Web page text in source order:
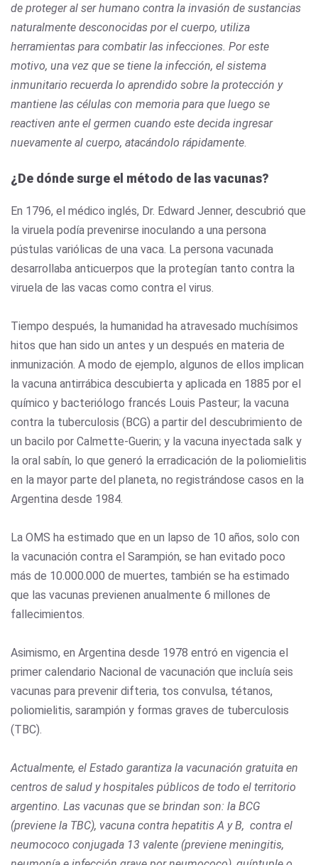
de proteger al ser humano contra la invasión de sustancias
naturalmente desconocidas por el cuerpo, utiliza
herramientas para combatir las infecciones. Por este
motivo, una vez que se tiene la infección, el sistema
inmunitario recuerda lo aprendido sobre la protección y
mantiene las células con memoria para que luego se
reactiven ante el germen cuando este decida ingresar
nuevamente al cuerpo, atacándolo rápidamente
¿De dónde surge el método de las vacunas?
En 1796, el médico inglés, Dr. Edward Jenner, descubrió que
la viruela podía prevenirse inoculando a una persona
pústulas variólicas de una vaca. La persona vacunada
desarrollaba anticuerpos que la protegían tanto contra la
viruela de las vacas como contra el virus.
Tiempo después, la humanidad ha atravesado muchísimos
hitos que han sido un antes y un después en materia de
inmunización. A modo de ejemplo, algunos de ellos implican
la vacuna antirrábica descubierta y aplicada en 1885 por el
químico y bacteriólogo francés Louis Pasteur; la vacuna
contra la tuberculosis (BCG) a partir del descubrimiento de
un bacilo por Calmette-Guerin; y la vacuna inyectada salk y
la oral sabín, lo que generó la erradicación de la poliomielitis
en la mayor parte del planeta, no registrándose casos en la
Argentina desde 1984.
La OMS ha estimado que en un lapso de 10 años, solo con
la vacunación contra el Sarampión, se han evitado poco
más de 10.000.000 de muertes, también se ha estimado
que las vacunas previenen anualmente 6 millones de
fallecimientos.
Asimismo, en Argentina desde 1978 entró en vigencia el
primer calendario Nacional de vacunación que incluía seis
vacunas para prevenir difteria, tos convulsa, tétanos,
poliomielitis, sarampión y formas graves de tuberculosis
(TBC).
Actualmente, el Estado garantiza la vacunación gratuita en
centros de salud y hospitales públicos de todo el territorio
argentino. Las vacunas que se brindan son: la BCG
(previene la TBC), vacuna contra hepatitis A y B, contra el
neumococo conjugada 13 valente (previene meningitis,